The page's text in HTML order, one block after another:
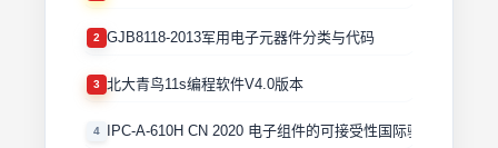
2 GJB8118-2013军用电子元器件分类与代码
3 北大青鸟11s编程软件V4.0版本
4 IPC-A-610H CN 2020 电子组件的可接受性国际验收标准